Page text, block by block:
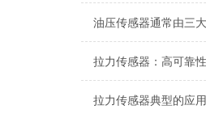
油压传感器通常由三
拉力传感器典型的应